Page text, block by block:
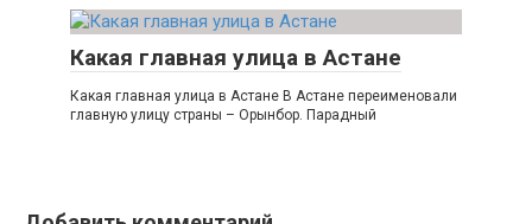
Какая главная улица в Астане
Какая главная улица в Астане В Астане переименовали
главную улицу страны – Орынбор. Парадный